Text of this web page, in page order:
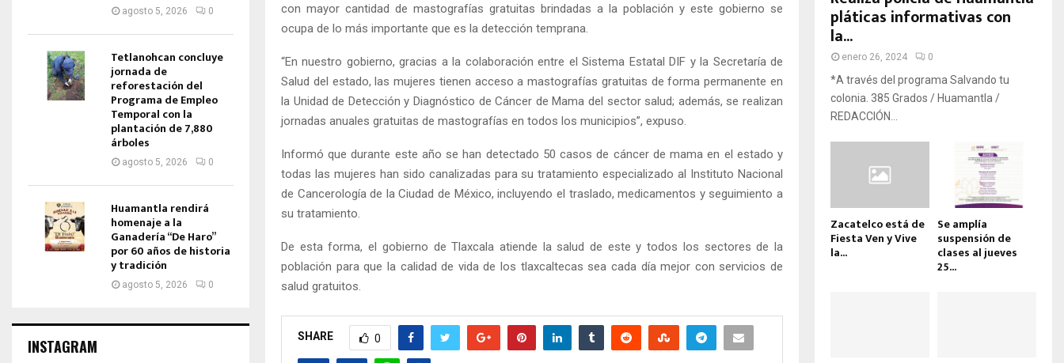
con mayor cantidad de mastografías gratuitas brindadas a la población y este gobierno se
ocupa de lo más importante que es la detección temprana.
“En nuestro gobierno, gracias a la colaboración entre el Sistema Estatal DIF y la Secretaría de
Salud del estado, las mujeres tienen acceso a mastografías gratuitas de forma permanente en
la Unidad de Detección y Diagnóstico de Cáncer de Mama del sector salud; además, se realizan
jornadas anuales gratuitas de mastografías en todos los municipios”, expuso.
Informó que durante este año se han detectado 50 casos de cáncer de mama en el estado y
todas las mujeres han sido canalizadas para su tratamiento especializado al Instituto Nacional
de Cancerología de la Ciudad de México, incluyendo el traslado, medicamentos y seguimiento a
su tratamiento.
De esta forma, el gobierno de Tlaxcala atiende la salud de este y todos los sectores de la
población para que la calidad de vida de los tlaxcaltecas sea cada día mejor con servicios de
salud gratuitos.
SHARE 0
agosto 5, 2026 0
Tetlanohcan concluye
jornada de
reforestación del
Programa de Empleo
Temporal con la
plantación de 7,880
árboles
agosto 5, 2026 0
Huamantla rendirá
homenaje a la
Ganadería “De Haro”
por 60 años de historia
y tradición
agosto 5, 2026 0
INSTAGRAM
pláticas informativas con
la...
enero 26, 2024 0
*A través del programa Salvando tu
colonia. 385 Grados / Huamantla /
REDACCIÓN...
Zacatelco está de
Fiesta Ven y Vive
la...
Se amplía
suspensión de
clases al jueves
25...